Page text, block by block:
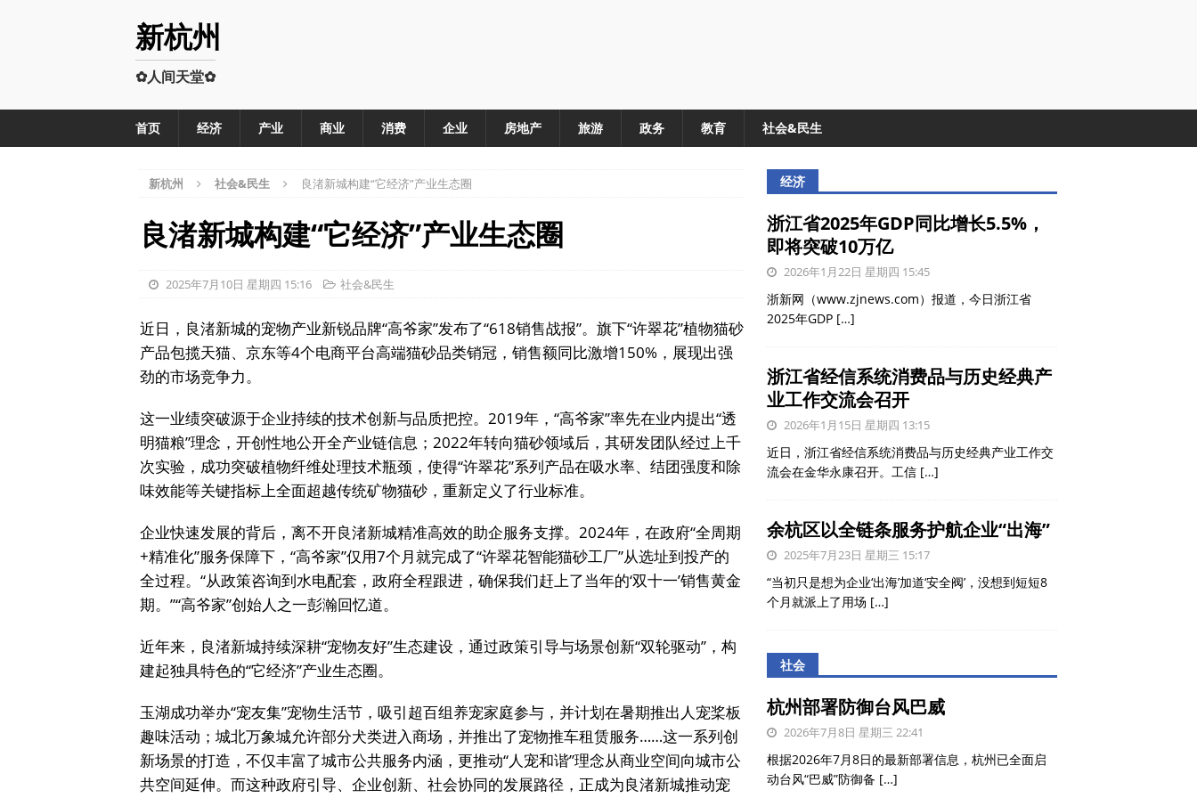
新杭州
✿人间天堂✿
首页 经济 产业 商业 消费 企业 房地产 旅游 政务 教育 社会&民生
新杭州 社会&民生 良渚新城构建“它经济”产业生态圈
良渚新城构建“它经济”产业生态圈
2025年7月10日 星期四 15:16 社会&民生
近日，良渚新城的宠物产业新锐品牌“高爷家”发布了“618销售战报”。旗下“许翠花”植物猫砂
产品包揽天猫、京东等4个电商平台高端猫砂品类销冠，销售额同比激增150%，展现出强
劲的市场竞争力。
这一业绩突破源于企业持续的技术创新与品质把控。2019年，“高爷家”率先在业内提出“透
明猫粮”理念，开创性地公开全产业链信息；2022年转向猫砂领域后，其研发团队经过上千
次实验，成功突破植物纤维处理技术瓶颈，使得“许翠花”系列产品在吸水率、结团强度和除
味效能等关键指标上全面超越传统矿物猫砂，重新定义了行业标准。
企业快速发展的背后，离不开良渚新城精准高效的助企服务支撑。2024年，在政府“全周期
+精准化”服务保障下，“高爷家”仅用7个月就完成了“许翠花智能猫砂工厂”从选址到投产的
全过程。“从政策咨询到水电配套，政府全程跟进，确保我们赶上了当年的‘双十一’销售黄金
期。”“高爷家”创始人之一彭瀚回忆道。
近年来，良渚新城持续深耕“宠物友好”生态建设，通过政策引导与场景创新“双轮驱动”，构
建起独具特色的“它经济”产业生态圈。
玉湖成功举办“宠友集”宠物生活节，吸引超百组养宠家庭参与，并计划在暑期推出人宠桨板
趣味活动；城北万象城允许部分犬类进入商场，并推出了宠物推车租赁服务……这一系列创
新场景的打造，不仅丰富了城市公共服务内涵，更推动“人宠和谐”理念从商业空间向城市公
共空间延伸。而这种政府引导、企业创新、社会协同的发展路径，正成为良渚新城推动宠
经济
浙江省2025年GDP同比增长5.5%，
即将突破10万亿
2026年1月22日 星期四 15:45
浙新网（www.zjnews.com）报道，今日浙江省
2025年GDP […]
浙江省经信系统消费品与历史经典产
业工作交流会召开
2026年1月15日 星期四 13:15
近日，浙江省经信系统消费品与历史经典产业工作交
流会在金华永康召开。工信 […]
余杭区以全链条服务护航企业“出海”
2025年7月23日 星期三 15:17
“当初只是想为企业‘出海’加道‘安全阀’，没想到短短8
个月就派上了用场 […]
社会
杭州部署防御台风巴威
2026年7月8日 星期三 22:41
根据2026年7月8日的最新部署信息，杭州已全面启
动台风“巴威”防御备 […]